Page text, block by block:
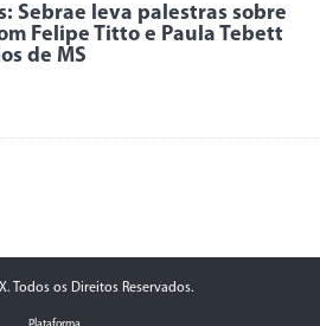
Sebrae leva palestras sobre
Felipe Titto e Paula Tebett
de MS
Todos os Direitos Reservados.